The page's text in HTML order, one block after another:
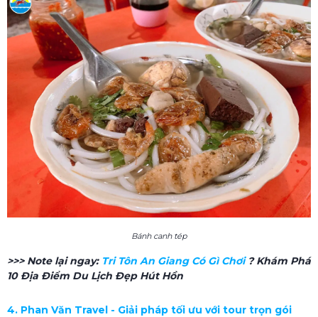
Bánh canh tép
>>> Note lại ngay: Tri Tôn An Giang Có Gì Chơi ? Khám Phá
10 Địa Điểm Du Lịch Đẹp Hút Hồn
4. Phan Văn Travel - Giải pháp tối ưu với tour trọn gói